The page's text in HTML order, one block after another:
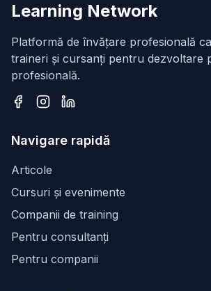
Learning Network
Platformă de învățare profesională
traineri și cursanți pentru dezvoltare
profesională.
Navigare rapidă
Articole
Cursuri și evenimente
Companii de training
Pentru consultanți
Pentru companii